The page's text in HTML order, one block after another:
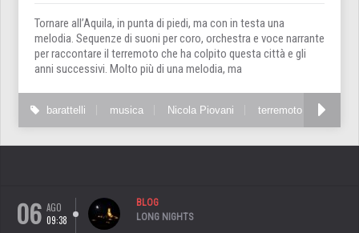
Tornare all’Aquila, in punta di piedi, ma con in testa una
melodia. Sequenze di suoni per coro, orchestra e voce narrante
per raccontare il terremoto che ha colpito questa città e gli
anni successivi. Molto più di una melodia, ma
barattelli musica Nicola Piovani terremoto
06 AGO
09:38
BLOG
LONG NIGHTS